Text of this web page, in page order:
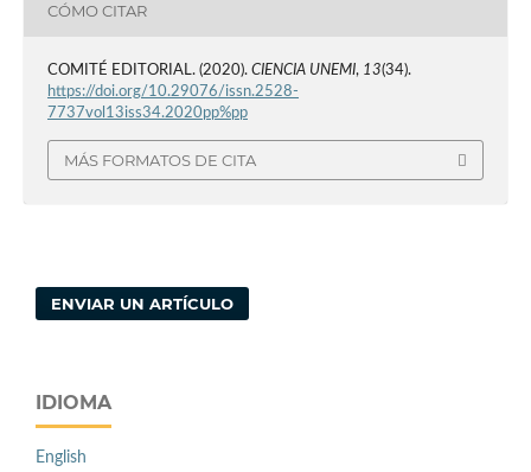
CÓMO CITAR
COMITÉ EDITORIAL. (2020). CIENCIA UNEMI, 13(34).
https://doi.org/10.29076/issn.2528-
7737vol13iss34.2020pp%pp
MÁS FORMATOS DE CITA
ENVIAR UN ARTÍCULO
IDIOMA
English